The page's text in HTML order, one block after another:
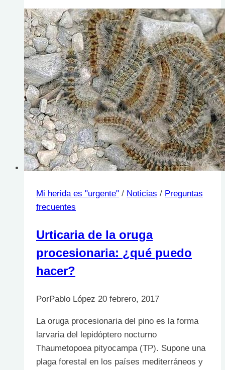
Cómo
curar
los
sabañones
de
las
manos
y
de
los
pies
Mi herida es "urgente" / Noticias / Preguntas
frecuentes
Urticaria de la oruga
procesionaria: ¿qué puedo
hacer?
PorPablo López 20 febrero, 2017
La oruga procesionaria del pino es la forma
larvaria del lepidóptero nocturno
Thaumetopoea pityocampa (TP). Supone una
plaga forestal en los países mediterráneos y